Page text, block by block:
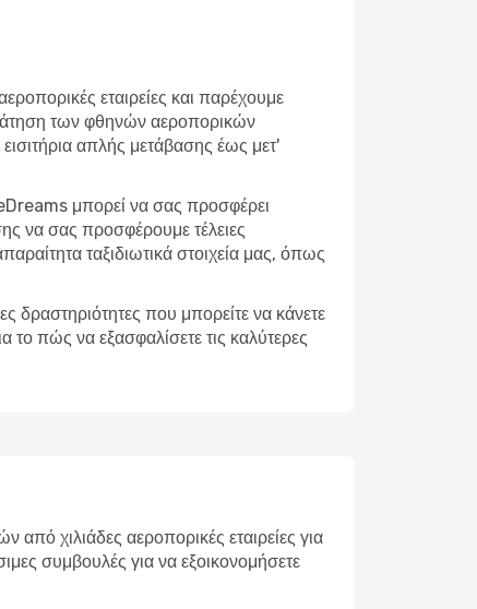
εταιρείες και παρέχουμε
των φθηνών αεροπορικών
εισιτήρια απλής μετάβασης έως μετ'
μπορεί να σας προσφέρει
να σας προσφέρουμε τέλειες
ταξιδιωτικά στοιχεία μας, όπως
δραστηριότητες που μπορείτε να κάνετε
πώς να εξασφαλίσετε τις καλύτερες
χιλιάδες αεροπορικές εταιρείες για
συμβουλές για να εξοικονομήσετε